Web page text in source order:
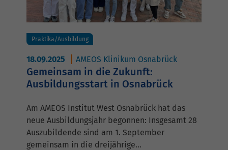
Praktika/Ausbildung
18.09.2025 AMEOS Klinikum Osnabrück
Gemeinsam in die Zukunft:
Ausbildungsstart in Osnabrück
Am AMEOS Institut West Osnabrück hat das
neue Ausbildungsjahr begonnen: Insgesamt 28
Auszubildende sind am 1. September
gemeinsam in die dreijährige…